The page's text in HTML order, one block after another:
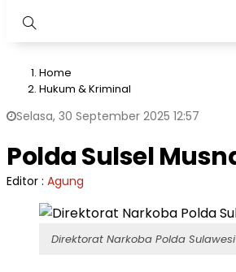
Home
Hukum & Kriminal
Selasa, 30 September 2025 12:57
Polda Sulsel
Editor : Agung
Direktorat Narkoba Polda